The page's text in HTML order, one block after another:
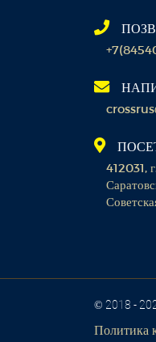
412031,
© 2018 -
Политика